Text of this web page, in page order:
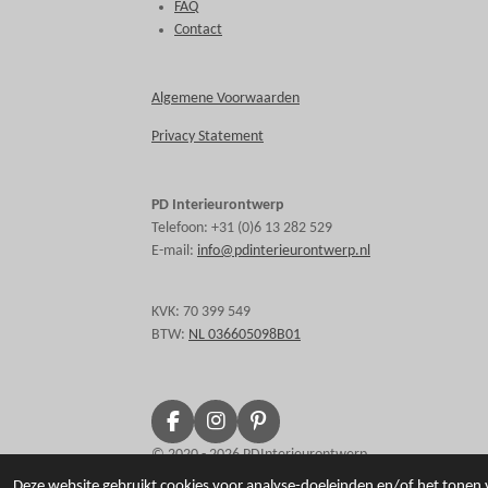
FAQ
Contact
Algemene Voorwaarden
Privacy Statement
PD Interieurontwerp
Telefoon: +31 (0)6 13 282 529
E-mail: info@pdinterieurontwerp.nl
KVK: 70 399 549
BTW: NL 036605098B01
F
a
I
n
P
i
© 2020 - 2026 PDInterieurontwerp